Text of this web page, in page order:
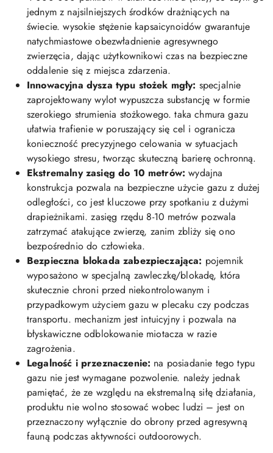
jednym z najsilniejszych środków drażniących na
świecie. wysokie stężenie kapsaicynoidów gwarantuje
natychmiastowe obezwładnienie agresywnego
zwierzęcia, dając użytkownikowi czas na bezpieczne
oddalenie się z miejsca zdarzenia.
Innowacyjna dysza typu stożek mgły: specjalnie
zaprojektowany wylot wypuszcza substancję w formie
szerokiego strumienia stożkowego. taka chmura gazu
ułatwia trafienie w poruszający się cel i ogranicza
konieczność precyzyjnego celowania w sytuacjach
wysokiego stresu, tworząc skuteczną barierę ochronną.
Ekstremalny zasięg do 10 metrów: wydajna
konstrukcja pozwala na bezpieczne użycie gazu z dużej
odległości, co jest kluczowe przy spotkaniu z dużymi
drapieżnikami. zasięg rzędu 8-10 metrów pozwala
zatrzymać atakujące zwierzę, zanim zbliży się ono
bezpośrednio do człowieka.
Bezpieczna blokada zabezpieczająca: pojemnik
wyposażono w specjalną zawleczkę/blokadę, która
skutecznie chroni przed niekontrolowanym i
przypadkowym użyciem gazu w plecaku czy podczas
transportu. mechanizm jest intuicyjny i pozwala na
błyskawiczne odblokowanie miotacza w razie
zagrożenia.
Legalność i przeznaczenie: na posiadanie tego typu
gazu nie jest wymagane pozwolenie. należy jednak
pamiętać, że ze względu na ekstremalną siłę działania,
produktu nie wolno stosować wobec ludzi – jest on
przeznaczony wyłącznie do obrony przed agresywną
fauną podczas aktywności outdoorowych.